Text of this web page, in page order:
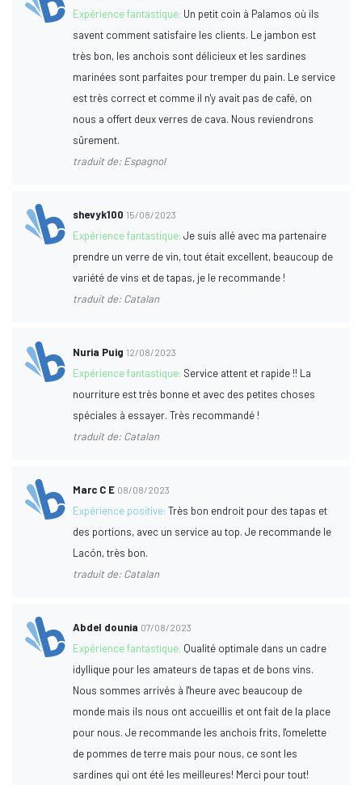
Expérience fantastique: Un petit coin à Palamos où ils
savent comment satisfaire les clients. Le jambon est
très bon, les anchois sont délicieux et les sardines
marinées sont parfaites pour tremper du pain. Le service
est très correct et comme il n'y avait pas de café, on
nous a offert deux verres de cava. Nous reviendrons
sûrement.
traduit de: Espagnol
shevyk100 15/08/2023
Expérience fantastique:Je suis allé avec ma partenaire
prendre un verre de vin, tout était excellent, beaucoup de
variété de vins et de tapas, je le recommande !
traduit de: Catalan
Nuria Puig 12/08/2023
Expérience fantastique: Service attent et rapide !! La
nourriture est très bonne et avec des petites choses
spéciales à essayer. Très recommandé !
traduit de: Catalan
Marc C E 08/08/2023
Expérience positive:Très bon endroit pour des tapas et
des portions, avec un service au top. Je recommande le
Lacón, très bon.
traduit de: Catalan
Abdel dounia 07/08/2023
Expérience fantastique: Qualité optimale dans un cadre
idyllique pour les amateurs de tapas et de bons vins.
Nous sommes arrivés à l'heure avec beaucoup de
monde mais ils nous ont accueillis et ont fait de la place
pour nous. Je recommande les anchois frits, l'omelette
de pommes de terre mais pour nous, ce sont les
sardines qui ont été les meilleures! Merci pour tout!